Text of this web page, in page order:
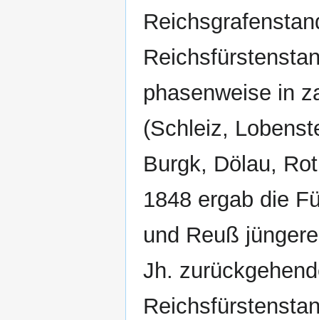
phasenweise in
(Schleiz,
Burgk, Dölau,
1848 ergab die
und Reuß
Jh.